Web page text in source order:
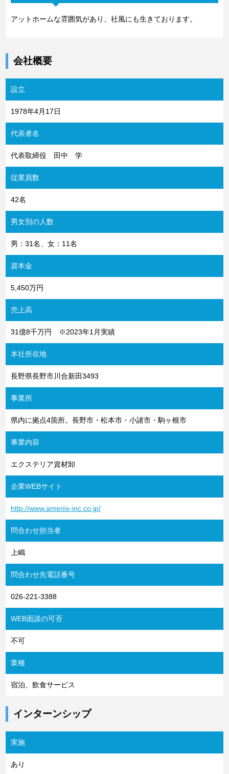
アットホームな雰囲気があり、社風にも生きております。
会社概要
設立
1978年4月17日
代表者名
代表取締役 田中 学
従業員数
42名
男女別の人数
男：31名、女：11名
資本金
5,450万円
売上高
31億8千万円 ※2023年1月実績
本社所在地
長野県長野市川合新田3493
事業所
県内に拠点4箇所。長野市・松本市・小諸市・駒ヶ根市
事業内容
エクステリア資材卸
企業WEBサイト
http://www.amenix-inc.co.jp/
問合わせ担当者
上嶋
問合わせ先電話番号
026-221-3388
WEB面談の可否
不可
業種
宿泊、飲食サービス
インターンシップ
実施
あり